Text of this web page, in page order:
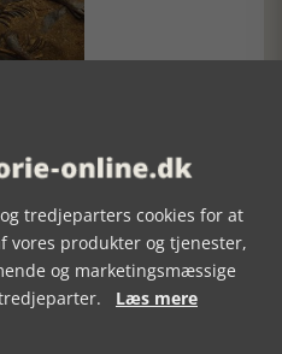
i verden på Museum
tredjeparters cookies for at
vores produkter og tjenester,
og marketingsmæssige
Læs mere